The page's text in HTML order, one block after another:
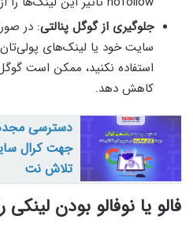
جلوگیری از گوگل پنالتی: در
استفاده نکنید، ممکن است
کاهش دهد.
دسترسی
جهت کرال
تلاش نت
فالو یا نوفالو بودن